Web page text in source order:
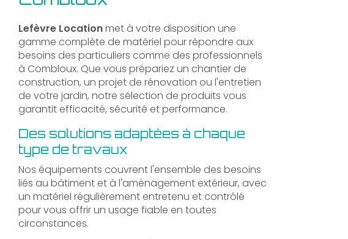
Lefèvre Locationmet à votre disposition une
gamme complète de matériel pour répondre aux
besoins des particuliers comme des professionnels
à Combloux. Que vous prépariez un chantier de
construction, un projet de rénovation ou l'entretien
de votre jardin, notre sélection de produits vous
garantit efficacité, sécurité et performance.
Des solutions adaptées à chaque
type de travaux
Nos équipements couvrent l'ensemble des besoins
liés au bâtiment et à l'aménagement extérieur, avec
un matériel régulièrement entretenu et contrôlé
pour vous offrir un usage fiable en toutes
circonstances.